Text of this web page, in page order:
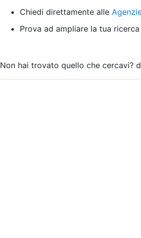
Chiedi direttamente alle
Prova ad ampliare la tua
Non hai trovato quello che cercavi?